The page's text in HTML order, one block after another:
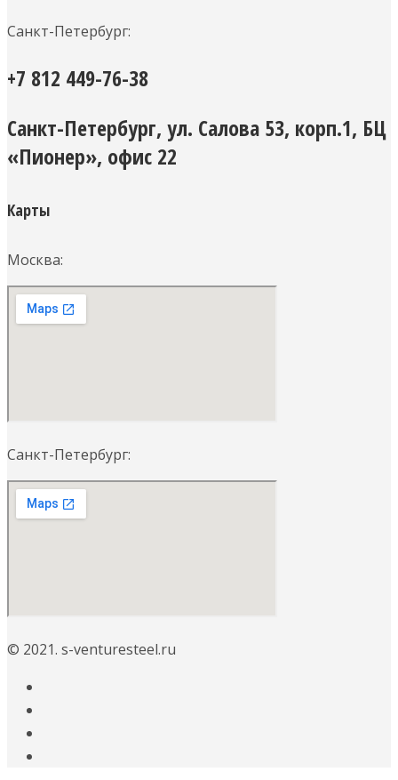
Санкт-Петербург:
+7 812 449-76-38
Санкт-Петербург, ул. Салова 53, корп.1, БЦ
«Пионер», офис 22
Карты
Москва:
Санкт-Петербург:
© 2021. s-venturesteel.ru